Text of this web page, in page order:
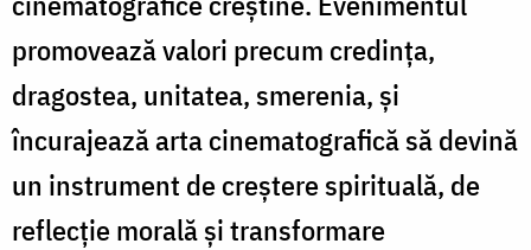
promovează valori precum credința,
dragostea, unitatea, smerenia, și
încurajează arta cinematografică să devină
un instrument de creștere spirituală, de
reflecție morală și transformare